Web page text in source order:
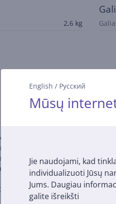
English / Русский
Mūsų
Jie naudojami, kad
individualizuoti Jūsų
Jums. Daugiau
galite išreikšti
2,6 kg Galia
medžiagos
intensyvumo lygį
kėdėms, sofoms, biuro
– patogiam ir lengvam
stabilumui užtikrinti
100-240 V~ 50/60 Hz; 18 W